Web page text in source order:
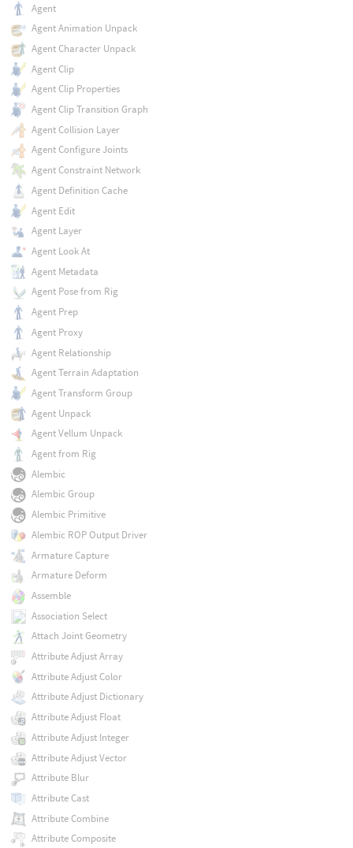
Agent
Agent Animation Unpack
Agent Character Unpack
Agent Clip
Agent Clip Properties
Agent Clip Transition Graph
Agent Collision Layer
Agent Configure Joints
Agent Constraint Network
Agent Definition Cache
Agent Edit
Agent Layer
Agent Look At
Agent Metadata
Agent Pose from Rig
Agent Prep
Agent Proxy
Agent Relationship
Agent Terrain Adaptation
Agent Transform Group
Agent Unpack
Agent Vellum Unpack
Agent from Rig
Alembic
Alembic Group
Alembic Primitive
Alembic ROP Output Driver
Armature Capture
Armature Deform
Assemble
Association Select
Attach Joint Geometry
Attribute Adjust Array
Attribute Adjust Color
Attribute Adjust Dictionary
Attribute Adjust Float
Attribute Adjust Integer
Attribute Adjust Vector
Attribute Blur
Attribute Cast
Attribute Combine
Attribute Composite